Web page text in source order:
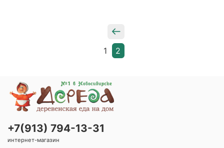
1 2
+7(913) 794-13-31
интернет-магазин